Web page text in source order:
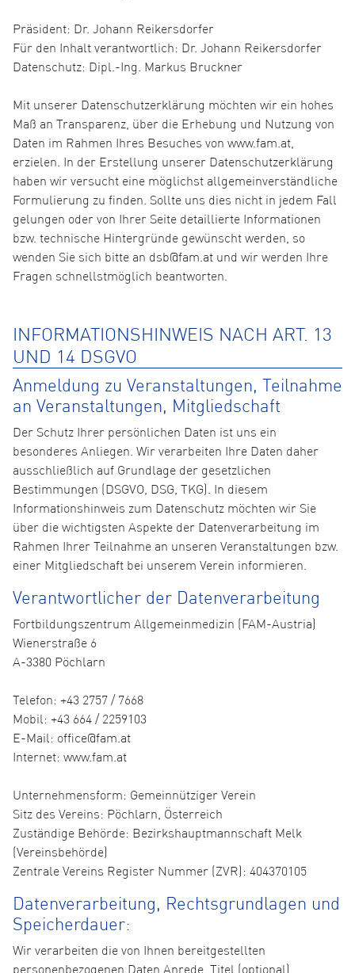
Präsident: Dr. Johann Reikersdorfer
Für den Inhalt verantwortlich: Dr. Johann Reikersdorfer
Datenschutz: Dipl.-Ing. Markus Bruckner
Mit unserer Datenschutzerklärung möchten wir ein hohes
Maß an Transparenz, über die Erhebung und Nutzung von
Daten im Rahmen Ihres Besuches von www.fam.at,
erzielen. In der Erstellung unserer Datenschutzerklärung
haben wir versucht eine möglichst allgemeinverständliche
Formulierung zu finden. Sollte uns dies nicht in jedem Fall
gelungen oder von Ihrer Seite detaillierte Informationen
bzw. technische Hintergründe gewünscht werden, so
wenden Sie sich bitte an dsb@fam.at und wir werden Ihre
Fragen schnellstmöglich beantworten.
INFORMATIONSHINWEIS NACH ART. 13
UND 14 DSGVO
Anmeldung zu Veranstaltungen, Teilnahme
an Veranstaltungen, Mitgliedschaft
Der Schutz Ihrer persönlichen Daten ist uns ein
besonderes Anliegen. Wir verarbeiten Ihre Daten daher
ausschließlich auf Grundlage der gesetzlichen
Bestimmungen (DSGVO, DSG, TKG). In diesem
Informationshinweis zum Datenschutz möchten wir Sie
über die wichtigsten Aspekte der Datenverarbeitung im
Rahmen Ihrer Teilnahme an unseren Veranstaltungen bzw.
einer Mitgliedschaft bei unserem Verein informieren.
Verantwortlicher der Datenverarbeitung
Fortbildungszentrum Allgemeinmedizin (FAM-Austria)
Wienerstraße 6
A-3380 Pöchlarn
Telefon: +43 2757 / 7668
Mobil: +43 664 / 2259103
E-Mail: office@fam.at
Internet: www.fam.at
Unternehmensform: Gemeinnütziger Verein
Sitz des Vereins: Pöchlarn, Österreich
Zuständige Behörde: Bezirkshauptmannschaft Melk
(Vereinsbehörde)
Zentrale Vereins Register Nummer (ZVR): 404370105
Datenverarbeitung, Rechtsgrundlagen und
Speicherdauer:
Wir verarbeiten die von Ihnen bereitgestellten
personenbezogenen Daten Anrede, Titel (optional),